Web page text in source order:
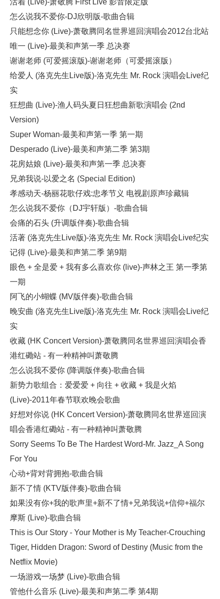
活着 (Live)-萧敬腾 First Live 影音限定版
怎么说我不爱你-DJ欣明版-歌曲合辑
只能想念你 (Live)-萧敬腾同名世界巡回演唱会2012台北站
唯一 (Live)-最美和声第一季 总决赛
谢谢老师 (可爱摇滚版)-谢谢老师（可爱摇滚版）
给爱人 (洛克先生Live版)-洛克先生 Mr. Rock 演唱会Live纪
实
狂想曲 (Live)-渔人码头夏日狂想曲新歌演唱会 (2nd
Version)
Super Woman-最美和声第一季 第一期
Desperado (Live)-最美和声第二季 第3期
花房姑娘 (Live)-最美和声第一季 总决赛
兄弟我说-以爱之名 (Special Edition)
孝感动天-杨丽花歌仔戏:忠孝节义 电视剧原声珍藏辑
怎么说我不爱你（DJ宇轩版）-歌曲合辑
会痛的石头 (升调版伴奏)-歌曲合辑
活著 (洛克先生Live版)-洛克先生 Mr. Rock 演唱会Live纪实
记得 (Live)-最美和声第二季 第9期
眼色 + 全是爱 + 我有多么喜欢你 (live)-声林之王 第一季第
一期
阿飞的小蝴蝶 (MV版伴奏)-歌曲合辑
晚安曲 (洛克先生Live版)-洛克先生 Mr. Rock 演唱会Live纪
实
收藏 (HK Concert Version)-萧敬腾同名世界巡回演唱会香
港红磡站 - 有一种精神叫萧敬腾
怎么说我不爱你 (降调版伴奏)-歌曲合辑
新势力歌组合：爱爱爱 + 向往 + 收藏 + 我是火焰
(Live)-2011年春节联欢晚会歌曲
好想对你说 (HK Concert Version)-萧敬腾同名世界巡回演
唱会香港红磡站 - 有一种精神叫萧敬腾
Sorry Seems To Be The Hardest Word-Mr. Jazz_A Song
For You
心动+背对背拥抱-歌曲合辑
新不了情 (KTV版伴奏)-歌曲合辑
如果没有你+我的歌声里+新不了情+兄弟我说+信仰+福尔
摩斯 (Live)-歌曲合辑
This is Our Story - Your Mother is My Teacher-Crouching
Tiger, Hidden Dragon: Sword of Destiny (Music from the
Netflix Movie)
一场游戏一场梦 (Live)-歌曲合辑
管他什么音乐 (Live)-最美和声第二季 第4期